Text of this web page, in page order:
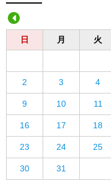
日 月 火
2 3 4
9 10 11
16 17 18
23 24 25
30 31